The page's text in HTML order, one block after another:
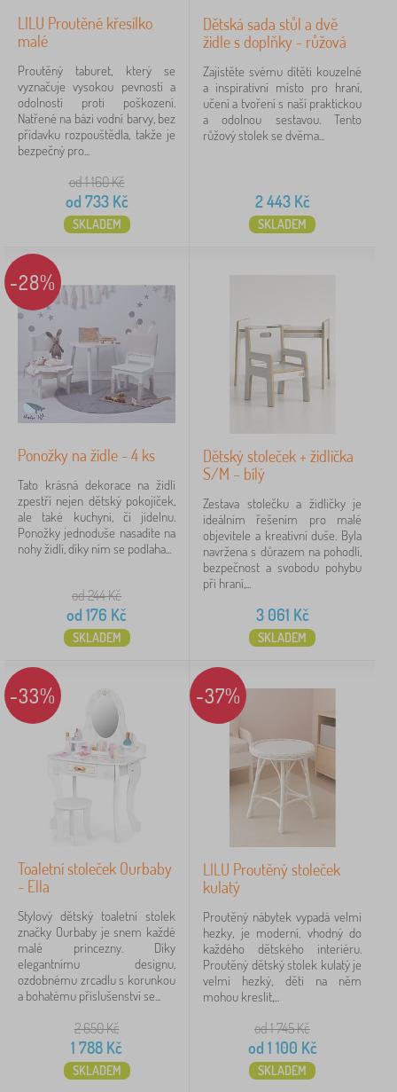
LILU Proutěné křesílko
malé
Proutěný taburet, který se
vyznačuje vysokou pevností a
odolností proti poškození.
Natřené na bázi vodní barvy, bez
přídavku rozpouštědla, takže je
bezpečný pro...
od 1 160Kč
od 733Kč
SKLADEM
Dětská sada stůl a dvě
židle s doplňky - růžová
Zajistěte svému dítěti kouzelné
a inspirativní místo pro hraní,
učení a tvoření s naší praktickou
a odolnou sestavou. Tento
růžový stolek se dvěma...
2 443Kč
SKLADEM
-28%
Ponožky na židle - 4 ks
Tato krásná dekorace na židli
zpestří nejen dětský pokojíček,
ale také kuchyni, čí jídelnu.
Ponožky jednoduše nasadíte na
nohy židlí, díky ním se podlaha...
od 244Kč
od 176 Kč
SKLADEM
Dětský stoleček + židlička
S/M – bílý
Zestava stolečku a židličky je
ideálním řešením pro malé
objevitele a kreativní duše. Byla
navržena s důrazem na pohodlí,
bezpečnost a svobodu pohybu
při hraní,...
3 061 Kč
SKLADEM
-33%
Toaletní stoleček Ourbaby
- Ella
Stylový dětský toaletní stolek
značky Ourbaby je snem každé
malé princezny. Díky
elegantnímu designu,
ozdobnému zrcadlu s korunkou
a bohatému příslušenství se...
2 650Kč
1 788 Kč
SKLADEM
-37%
LILU Proutěný stoleček
kulatý
Proutěný nábytek vypadá velmi
hezky, je moderní, vhodný do
každého dětského interiéru.
Proutěný dětský stolek kulatý je
velmi hezký, děti na něm
mohou kreslit,...
od 1 745Kč
od 1 100 Kč
SKLADEM